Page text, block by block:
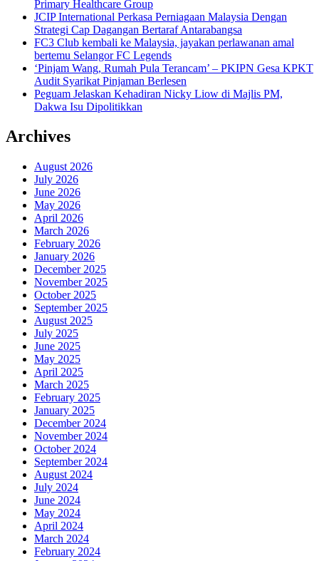
Primary Healthcare Group
JCIP International Perkasa Perniagaan Malaysia Dengan
Strategi Cap Dagangan Bertaraf Antarabangsa
FC3 Club kembali ke Malaysia, jayakan perlawanan amal
bertemu Selangor FC Legends
‘Pinjam Wang, Rumah Pula Terancam’ – PKIPN Gesa KPKT
Audit Syarikat Pinjaman Berlesen
Peguam Jelaskan Kehadiran Nicky Liow di Majlis PM,
Dakwa Isu Dipolitikkan
Archives
August 2026
July 2026
June 2026
May 2026
April 2026
March 2026
February 2026
January 2026
December 2025
November 2025
October 2025
September 2025
August 2025
July 2025
June 2025
May 2025
April 2025
March 2025
February 2025
January 2025
December 2024
November 2024
October 2024
September 2024
August 2024
July 2024
June 2024
May 2024
April 2024
March 2024
February 2024